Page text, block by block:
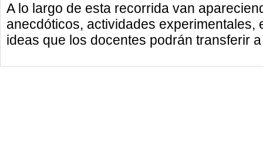
A lo largo de esta recorrida van
anecdóticos, actividades experimentales,
ideas que los docentes podrán transferir